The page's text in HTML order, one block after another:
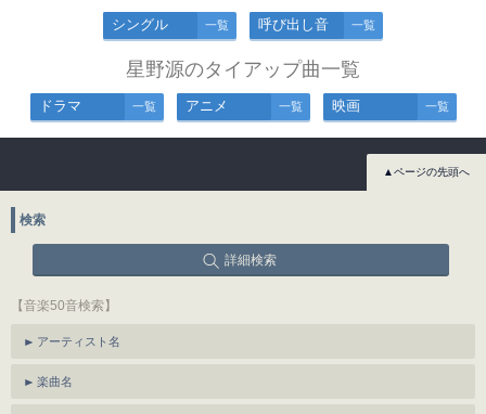
シングル 一覧 呼び出し音 一覧
星野源のタイアップ曲一覧
ドラマ 一覧 アニメ 一覧 映画 一覧
▲ページの先頭へ
検索
詳細検索
【音楽50音検索】
アーティスト名
楽曲名